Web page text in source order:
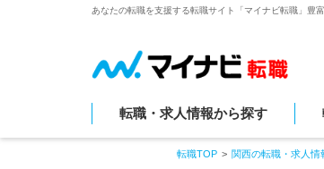
あなたの転職を支援する転職サイト「マイナビ転職」豊
転職・求人情報から探す
転職TOP 関西の転職・求人情